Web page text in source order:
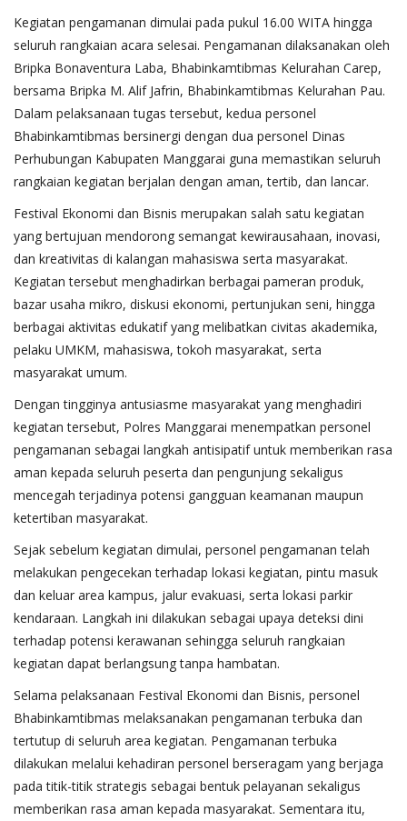
Kegiatan pengamanan dimulai pada pukul 16.00 WITA hingga
seluruh rangkaian acara selesai. Pengamanan dilaksanakan oleh
Bripka Bonaventura Laba, Bhabinkamtibmas Kelurahan Carep,
bersama Bripka M. Alif Jafrin, Bhabinkamtibmas Kelurahan Pau.
Dalam pelaksanaan tugas tersebut, kedua personel
Bhabinkamtibmas bersinergi dengan dua personel Dinas
Perhubungan Kabupaten Manggarai guna memastikan seluruh
rangkaian kegiatan berjalan dengan aman, tertib, dan lancar.
Festival Ekonomi dan Bisnis merupakan salah satu kegiatan
yang bertujuan mendorong semangat kewirausahaan, inovasi,
dan kreativitas di kalangan mahasiswa serta masyarakat.
Kegiatan tersebut menghadirkan berbagai pameran produk,
bazar usaha mikro, diskusi ekonomi, pertunjukan seni, hingga
berbagai aktivitas edukatif yang melibatkan civitas akademika,
pelaku UMKM, mahasiswa, tokoh masyarakat, serta
masyarakat umum.
Dengan tingginya antusiasme masyarakat yang menghadiri
kegiatan tersebut, Polres Manggarai menempatkan personel
pengamanan sebagai langkah antisipatif untuk memberikan rasa
aman kepada seluruh peserta dan pengunjung sekaligus
mencegah terjadinya potensi gangguan keamanan maupun
ketertiban masyarakat.
Sejak sebelum kegiatan dimulai, personel pengamanan telah
melakukan pengecekan terhadap lokasi kegiatan, pintu masuk
dan keluar area kampus, jalur evakuasi, serta lokasi parkir
kendaraan. Langkah ini dilakukan sebagai upaya deteksi dini
terhadap potensi kerawanan sehingga seluruh rangkaian
kegiatan dapat berlangsung tanpa hambatan.
Selama pelaksanaan Festival Ekonomi dan Bisnis, personel
Bhabinkamtibmas melaksanakan pengamanan terbuka dan
tertutup di seluruh area kegiatan. Pengamanan terbuka
dilakukan melalui kehadiran personel berseragam yang berjaga
pada titik-titik strategis sebagai bentuk pelayanan sekaligus
memberikan rasa aman kepada masyarakat. Sementara itu,